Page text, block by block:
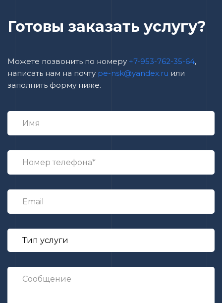
Готовы заказать услугу?
Можете позвонить по номеру +7-953-762-35-64,
написать нам на почту pe-nsk@yandex.ru или
заполнить форму ниже.